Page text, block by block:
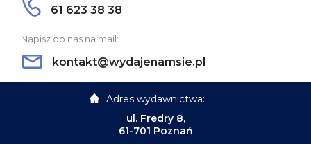
61 623 38 38
Napisz do nas na mail:
kontakt@wydajenamsie.pl
Adres wydawnictwa:
ul. Fredry 8,
61-701 Poznań